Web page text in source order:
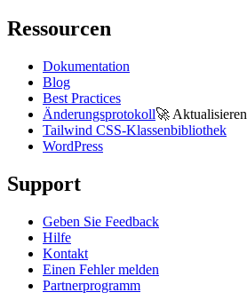
Ressourcen
Dokumentation
Blog
Best Practices
Änderungsprotokoll🚀 Aktualisieren
Tailwind CSS-Klassenbibliothek
WordPress
Support
Geben Sie Feedback
Hilfe
Kontakt
Einen Fehler melden
Partnerprogramm